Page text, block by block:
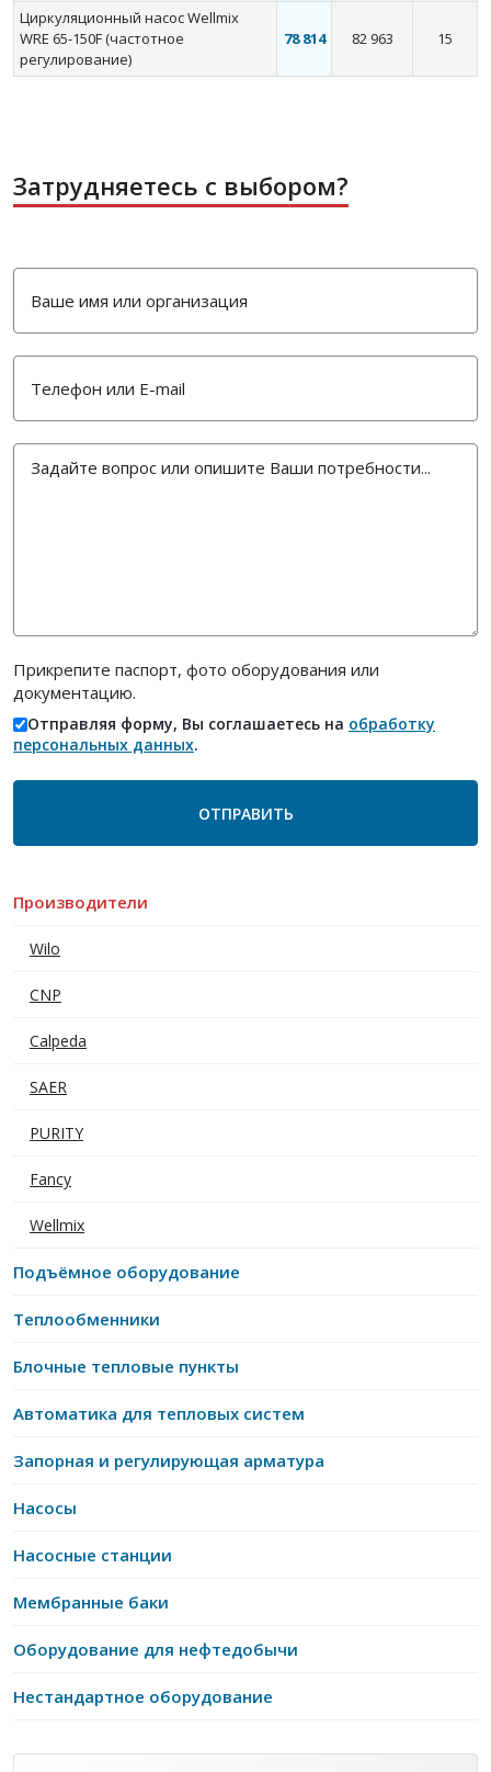
Производители
Wilo
CNP
Calpeda
SAER
PURITY
Fancy
Wellmix
Подъёмное оборудование
Теплообменники
Блочные тепловые пункты
Автоматика для тепловых систем
Запорная и регулирующая арматура
Насосы
Насосные станции
Мембранные баки
Оборудование для нефтедобычи
Нестандартное оборудование
Циркуляционный насос Wellmix
WRE 65-150F (частотное
регулирование)
78 814 82 963 15
Затрудняетесь с выбором?
Прикрепите паспорт, фото оборудования или
документацию.
Отправляя форму, Вы соглашаетесь на обработку
персональных данных.